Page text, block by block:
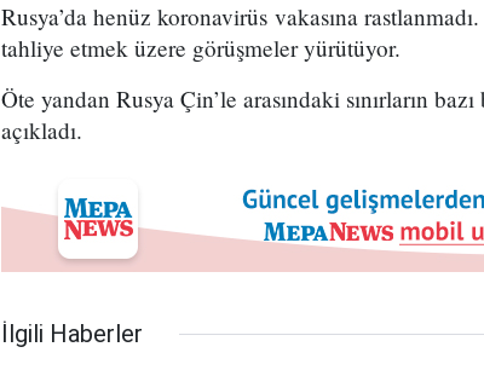
Rusya’da henüz koronavirüs vakasına
tahliye etmek üzere görüşmeler yürütüyor.
Öte yandan Rusya Çin’le arasındaki sınırların
açıkladı.
İlgili Haberler